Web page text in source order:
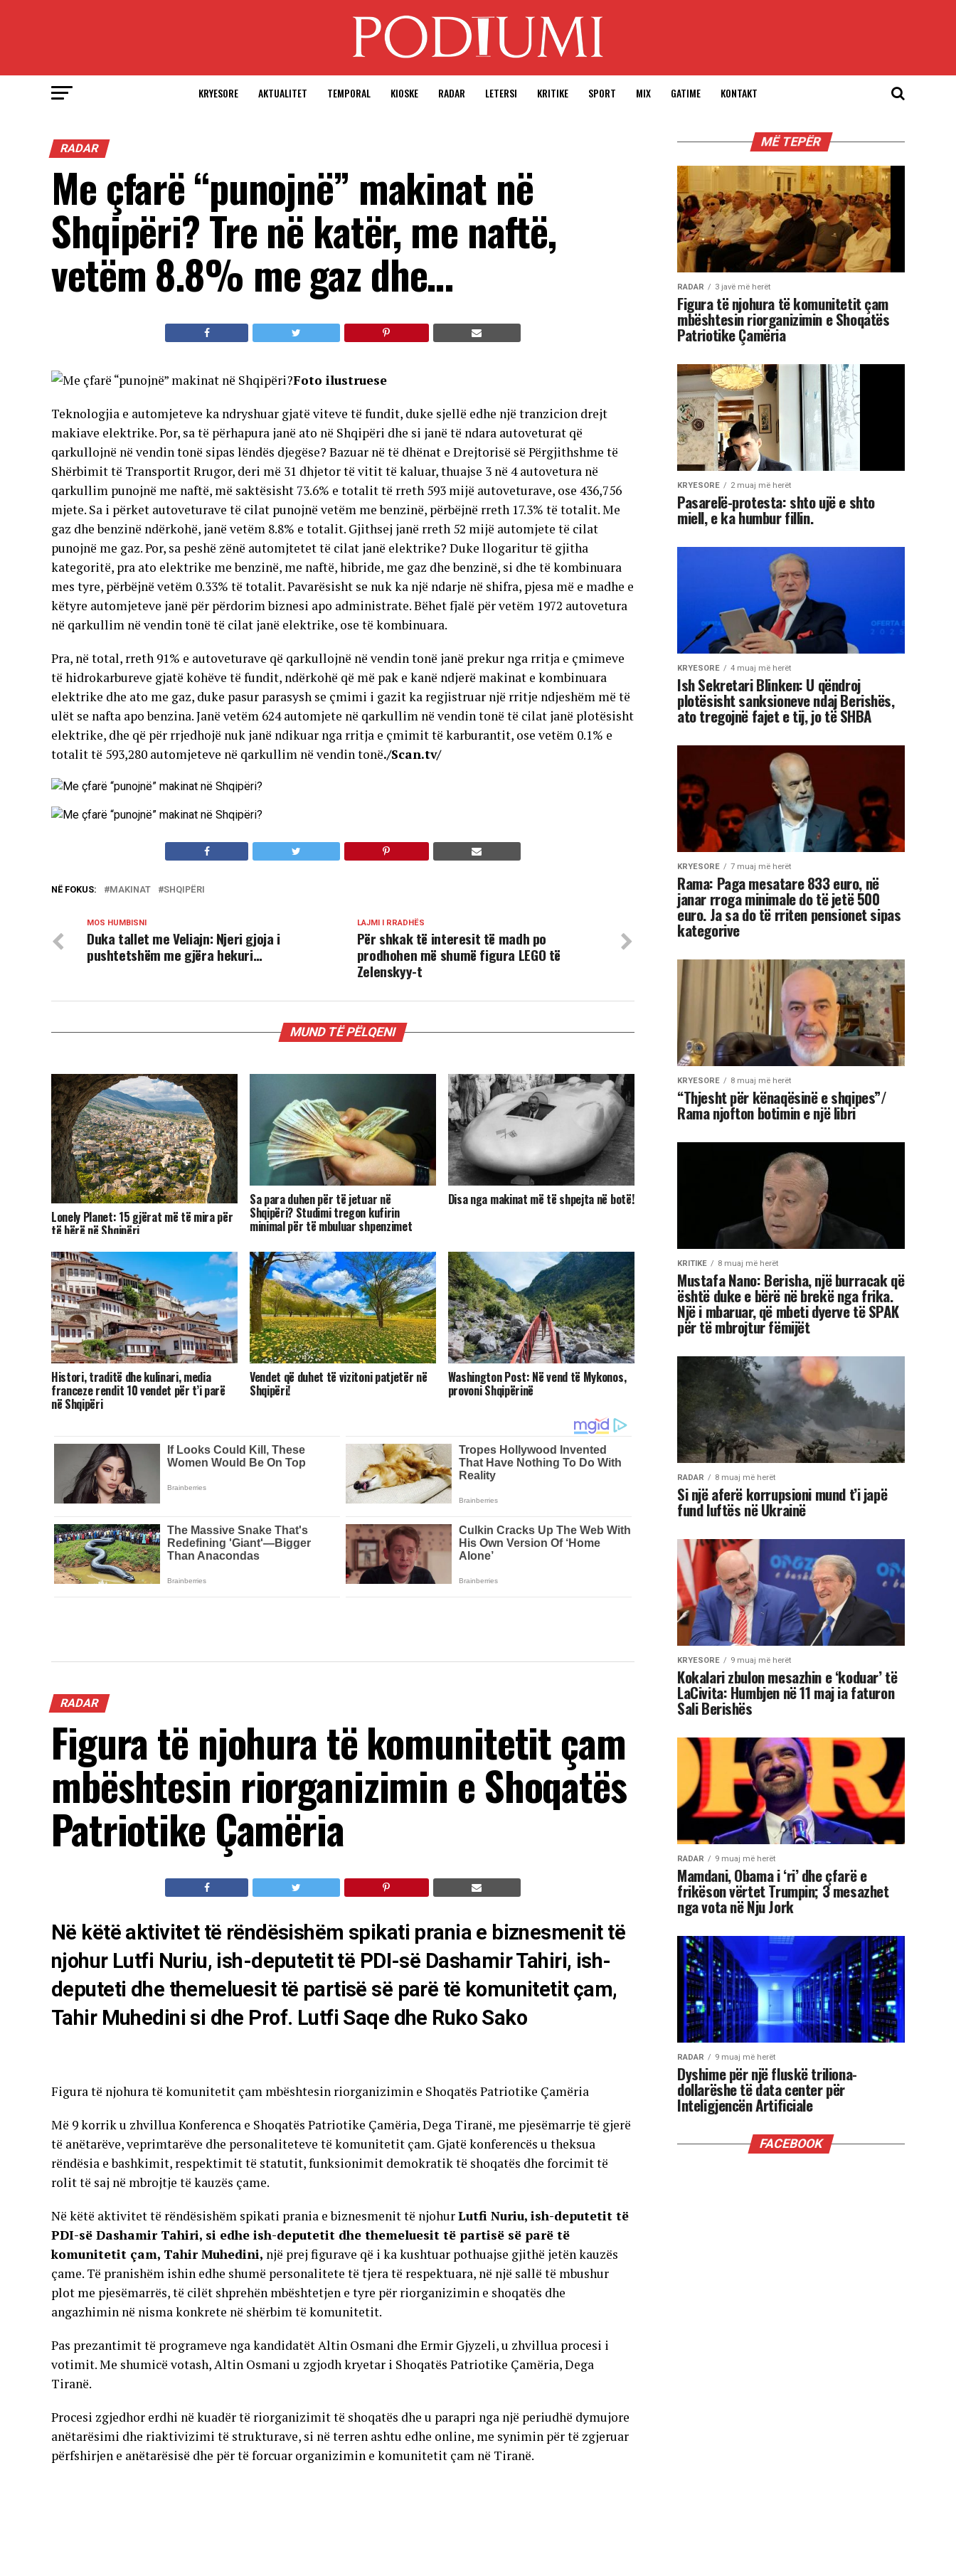
KRYESORE AKTUALITET TEMPORAL KIOSKE RADAR LETERSI KRITIKE SPORT MIX GATIME KONTAKT
RADAR
Me çfarë “punojnë” makinat në
Shqipëri? Tre në katër, me naftë,
vetëm 8.8% me gaz dhe…
Foto ilustruese
Teknologjia e automjeteve ka ndryshuar gjatë viteve të fundit, duke sjellë edhe një tranzicion drejt
makiave elektrike. Por, sa të përhapura janë ato në Shqipëri dhe si janë të ndara autoveturat që
qarkullojnë në vendin tonë sipas lëndës djegëse? Bazuar në të dhënat e Drejtorisë së Përgjithshme të
Shërbimit të Transportit Rrugor, deri më 31 dhjetor të vitit të kaluar, thuajse 3 në 4 autovetura në
qarkullim punojnë me naftë, më saktësisht 73.6% e totalit të rreth 593 mijë autoveturave, ose 436,756
mjete. Sa i përket autoveturave të cilat punojnë vetëm me benzinë, përbëjnë rreth 17.3% të totalit. Me
gaz dhe benzinë ndërkohë, janë vetëm 8.8% e totalit. Gjithsej janë rreth 52 mijë automjete të cilat
punojnë me gaz. Por, sa peshë zënë automjtetet të cilat janë elektrike? Duke llogaritur të gjitha
kategoritë, pra ato elektrike me benzinë, me naftë, hibride, me gaz dhe benzinë, si dhe të kombinuara
mes tyre, përbëjnë vetëm 0.33% të totalit. Pavarësisht se nuk ka një ndarje në shifra, pjesa më e madhe e
këtyre automjeteve janë për përdorim biznesi apo administrate. Bëhet fjalë për vetëm 1972 autovetura
në qarkullim në vendin tonë të cilat janë elektrike, ose të kombinuara.
Pra, në total, rreth 91% e autoveturave që qarkullojnë në vendin tonë janë prekur nga rritja e çmimeve
të hidrokarbureve gjatë kohëve të fundit, ndërkohë që më pak e kanë ndjerë makinat e kombinuara
elektrike dhe ato me gaz, duke pasur parasysh se çmimi i gazit ka regjistruar një rritje ndjeshëm më të
ulët se nafta apo benzina. Janë vetëm 624 automjete në qarkullim në vendin tonë të cilat janë plotësisht
elektrike, dhe që për rrjedhojë nuk janë ndikuar nga rritja e çmimit të karburantit, ose vetëm 0.1% e
totalit të 593,280 automjeteve në qarkullim në vendin tonë./Scan.tv/
NË FOKUS: MAKINAT SHQIPËRI
LAJMI I RRADHËS
Për shkak të interesit të madh po
prodhohen më shumë figura LEGO të
Zelenskyy-t
MOS HUMBISNI
Duka tallet me Veliajn: Njeri gjoja i
pushtetshëm me gjëra hekuri…
MUND TË PËLQENI
Lonely Planet: 15 gjërat më të mira për
të bërë në Shqipëri
Sa para duhen për të jetuar në
Shqipëri? Studimi tregon kufirin
minimal për të mbuluar shpenzimet
Disa nga makinat më të shpejta në botë!
Histori, traditë dhe kulinari, media
franceze rendit 10 vendet për t’i parë
në Shqipëri
Vendet që duhet të vizitoni patjetër në
Shqipëri!
Washington Post: Në vend të Mykonos,
provoni Shqipërinë
RADAR
Figura të njohura të komunitetit çam
mbështesin riorganizimin e Shoqatës
Patriotike Çamëria
Në këtë aktivitet të rëndësishëm spikati prania e biznesmenit të
njohur Lutfi Nuriu, ish-deputetit të PDI-së Dashamir Tahiri, ish-
deputeti dhe themeluesit të partisë së parë të komunitetit çam,
Tahir Muhedini si dhe Prof. Lutfi Saqe dhe Ruko Sako
Figura të njohura të komunitetit çam mbështesin riorganizimin e Shoqatës Patriotike Çamëria
Më 9 korrik u zhvillua Konferenca e Shoqatës Patriotike Çamëria, Dega Tiranë, me pjesëmarrje të gjerë
të anëtarëve, veprimtarëve dhe personaliteteve të komunitetit çam. Gjatë konferencës u theksua
rëndësia e bashkimit, respektimit të statutit, funksionimit demokratik të shoqatës dhe forcimit të
rolit të saj në mbrojtje të kauzës çame.
Në këtë aktivitet të rëndësishëm spikati prania e biznesmenit të njohurLutfi Nuriu, ish-deputetit të
PDI-së Dashamir Tahiri, si edhe ish-deputetit dhe themeluesit të partisë së parë të
komunitetit çam, Tahir Muhedini, një prej figurave që i ka kushtuar pothuajse gjithë jetën kauzës
çame. Të pranishëm ishin edhe shumë personalitete të tjera të respektuara, në një sallë të mbushur
plot me pjesëmarrës, të cilët shprehën mbështetjen e tyre për riorganizimin e shoqatës dhe
angazhimin në nisma konkrete në shërbim të komunitetit.
Pas prezantimit të programeve nga kandidatët Altin Osmani dhe Ermir Gjyzeli, u zhvillua procesi i
votimit. Me shumicë votash, Altin Osmani u zgjodh kryetar i Shoqatës Patriotike Çamëria, Dega
Tiranë.
Procesi zgjedhor erdhi në kuadër të riorganizimit të shoqatës dhe u parapri nga një periudhë dymujore
anëtarësimi dhe riaktivizimi të strukturave, si në terren ashtu edhe online, me synimin për të zgjeruar
përfshirjen e anëtarësisë dhe për të forcuar organizimin e komunitetit çam në Tiranë.
MË TEPËR
RADAR 3 javë më herët
Figura të njohura të komunitetit çam
mbështesin riorganizimin e Shoqatës
Patriotike Çamëria
KRYESORE 2 muaj më herët
Pasarelë-protesta: shto ujë e shto
miell, e ka humbur fillin.
KRYESORE 4 muaj më herët
Ish Sekretari Blinken: U qëndroj
plotësisht sanksioneve ndaj Berishës,
ato tregojnë fajet e tij, jo të SHBA
KRYESORE 7 muaj më herët
Rama: Paga mesatare 833 euro, në
janar rroga minimale do të jetë 500
euro. Ja sa do të rriten pensionet sipas
kategorive
KRYESORE 8 muaj më herët
“Thjesht për kënaqësinë e shqipes”/
Rama njofton botimin e një libri
KRITIKE 8 muaj më herët
Mustafa Nano: Berisha, një burracak që
është duke e bërë në brekë nga frika.
Një i mbaruar, që mbeti dyerve të SPAK
për të mbrojtur fëmijët
RADAR 8 muaj më herët
Si një aferë korrupsioni mund t’i japë
fund luftës në Ukrainë
KRYESORE 9 muaj më herët
Kokalari zbulon mesazhin e ‘koduar’ të
LaCivita: Humbjen në 11 maj ia faturon
Sali Berishës
RADAR 9 muaj më herët
Mamdani, Obama i ‘ri’ dhe çfarë e
frikëson vërtet Trumpin; 3 mesazhet
nga vota në Nju Jork
RADAR 9 muaj më herët
Dyshime për një fluskë triliona-
dollarëshe të data center për
Inteligjencën Artificiale
FACEBOOK